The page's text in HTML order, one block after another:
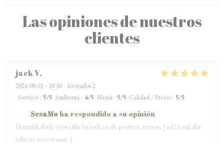
Las opiniones de nuestros
clientes
jackV
2026-08-01 - 18:30 - Invitados 2
Servicio : 5/5 Ambiente : 4/5 Menú : 5/5 Calidad / Precio : 5/5
SesaMoha respondido a su opinión
Hartelijk dank voor jullie bezoek en de positieve review, Jack! Leuk dat
jullie er weer waren :)